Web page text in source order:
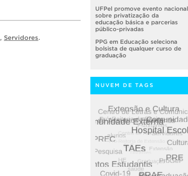
, Servidores.
UFPel promove evento nacional
sobre privatização da
educação básica e parcerias
público-privadas
PPG em Educação seleciona
bolsista de qualquer curso de
graduação
NUVEM DE TAGS